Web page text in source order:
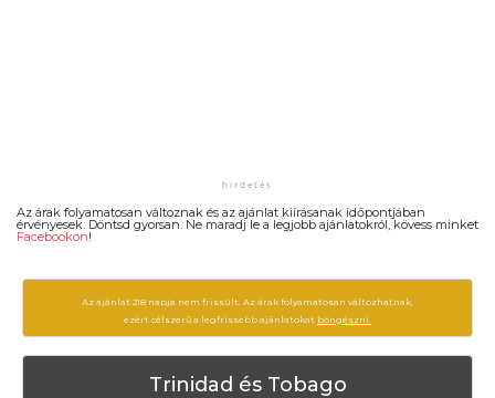
Az árak folyamatosan változnak és az ajánlat kiírásanak időpontjában
érvényesek. Döntsd gyorsan. Ne maradj le a legjobb ajánlatokról, kövess minket
Facebookon!
Az ajánlat 218 napja nem frissült. Az árak folyamatosan változhatnak,
ezért célszerű a legfrissebb ajánlatokat böngészni.
Trinidad és Tobago